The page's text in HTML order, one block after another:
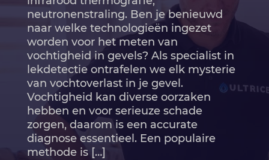
neutronenstraling.​ Ben je benieuwd
naar welke technologieën ingezet
worden voor het meten van
vochtigheid in gevels? Als specialist in
lekdetectie ontrafelen we elk mysterie
van vochtoverlast in je gevel.​
Vochtigheid kan diverse oorzaken
hebben en voor serieuze schade
zorgen, daarom is een accurate
diagnose essentieel.​ Een populaire
methode is […]